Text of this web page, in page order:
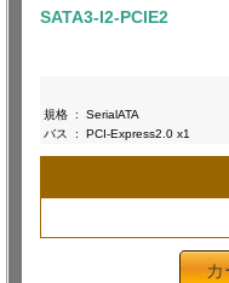
SATA3-I2-PCIE2
規格 :
SerialATA
バス
: PCI-Express2.0 x1
カ